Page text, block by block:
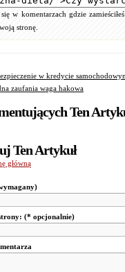
w komentarzach gdzie
stronę.
w kredycie
zaufania waga hakowa
Ten
Ten Artykuł
główną
(* opcjonalnie)